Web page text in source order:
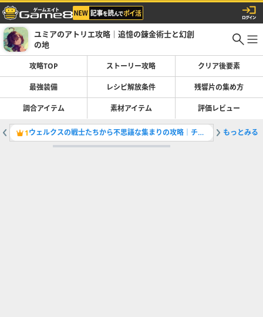
ユミアのアトリエ攻略｜追憶の錬金術士と幻創
の地
攻略TOP ストーリー攻略 クリア後要素
最強装備 レシピ解放条件 残響片の集め方
調合アイテム 素材アイテム 評価レビュー
1 ウェルクスの戦士たちから不思議な集まりの攻略｜チャート4 2リリー
もっとみる